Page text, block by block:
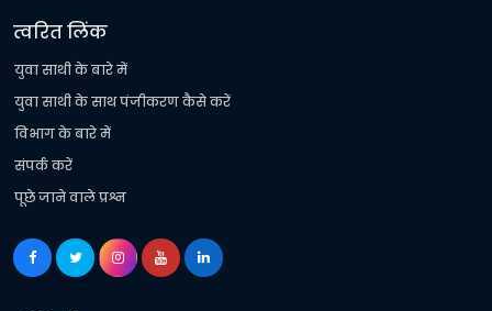
त्वरित लिंक
युवा साथी के बारे में
युवा साथी के साथ पंजीकरण कैसे करें
विभाग के बारे में
संपर्क करें
पूछे जाने वाले प्रश्न